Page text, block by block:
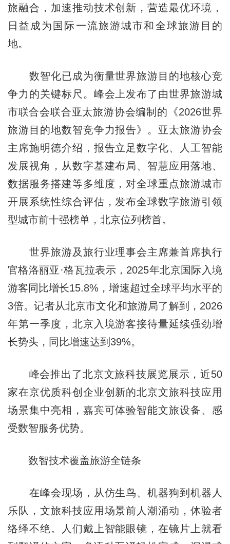
旅融合，加速推动技术创新，营造最优环境，
日益成为国际一流旅游城市和全球旅游目的
地。
数智化已成为衡量世界旅游目的地核心竞
争力的关键标尺。峰会上发布了由世界旅游城
市联合会联合亚太旅游协会编制的《2026世界
旅游目的地数智竞争力报告》。亚太旅游协会
主席施明德介绍，报告立足数字化、人工智能
发展视角，从数字基建布局、智慧应用落地、
数据服务搭建等多维度，对全球重点旅游城市
开展系统性综合评估，发布全球数字旅游引领
型城市前十强榜单，北京位列榜首。
世界旅游及旅行业理事会主席兼首席执行
官格洛丽亚·格瓦拉表示，2025年北京国际入境
游客同比增长15.8%，增速超过全球平均水平的
3倍。记者从北京市文化和旅游局了解到，2026
年第一季度，北京入境游客接待量延续强劲增
长势头，同比增速达到39%。
峰会推出了北京文旅科技展览展示，近50
家在京优质科创企业创新的北京文旅科技应用
场景集中亮相，嘉宾可体验智能文旅设备、感
受数智服务优势。
数智技术覆盖旅游全链条
在峰会现场，从仿生鸟、机器狗到机器人
乐队，文旅科技应用场景前人潮涌动，体验者
络绎不绝。人们戴上智能眼镜，在镜片上就看